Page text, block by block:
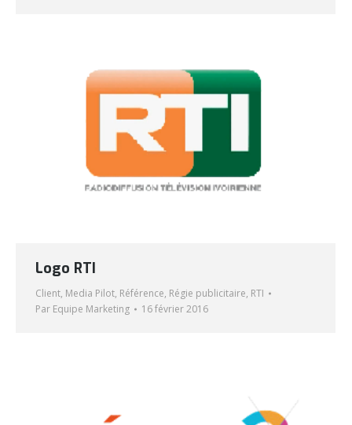
Logo RTI
Client, Media Pilot, Référence, Régie publicitaire, RTI
Par Equipe Marketing 16 février 2016